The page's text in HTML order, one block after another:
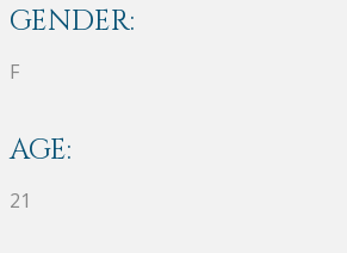
GENDER:
F
AGE:
21